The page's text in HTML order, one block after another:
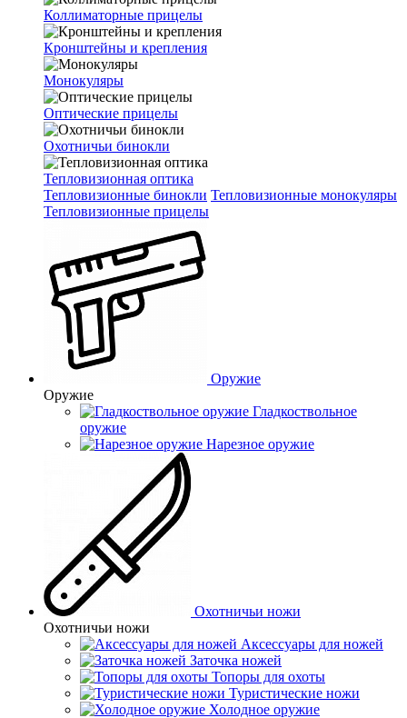
Коллиматорные прицелы
Кронштейны и крепления
Монокуляры
Оптические прицелы
Охотничьи бинокли
Тепловизионная оптика
Тепловизионные бинокли Тепловизионные монокуляры
Тепловизионные прицелы
Оружие
Оружие
Гладкоствольное
оружие
Нарезное оружие
Охотничьи ножи
Охотничьи ножи
Аксессуары для ножей
Заточка ножей
Топоры для охоты
Туристические ножи
Холодное оружие